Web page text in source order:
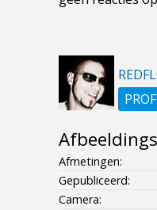
Afmetingen:
Gepubliceerd:
Camera: